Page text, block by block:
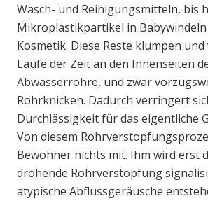
Wasch- und Reinigungsmitteln, bis
Mikroplastikpartikel in
Kosmetik. Diese Reste klumpen
Laufe der Zeit an den Innenseiten
Abwasserrohre, und zwar
Rohrknicken. Dadurch verringert
Durchlässigkeit für das eigentliche
Von diesem
Bewohner nichts mit. Ihm wird erst
drohende Rohrverstopfung
atypische Abflussgeräusche